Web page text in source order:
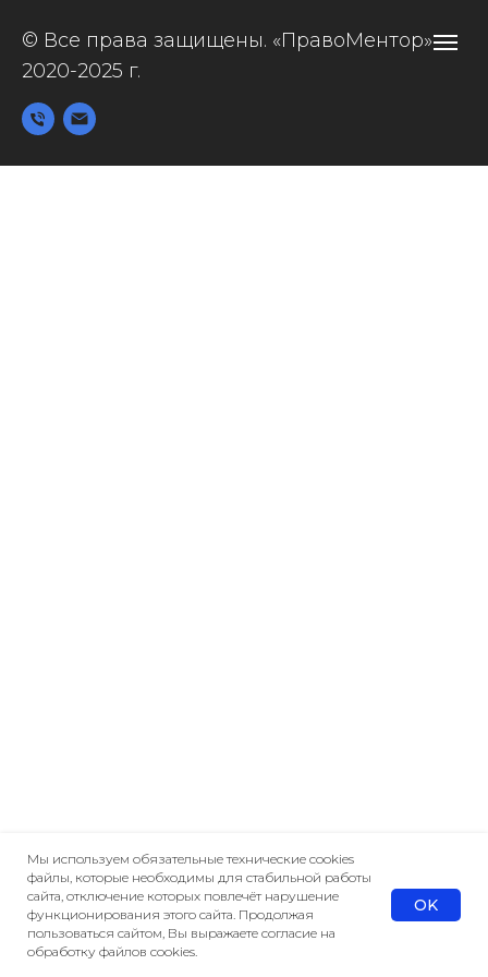
Мы используем обязательные технические cookies
файлы, которые необходимы для стабильной работы
сайта, отключение которых повлечёт нарушение
функционирования этого сайта. Продолжая
пользоваться сайтом, Вы выражаете согласие на
обработку файлов cookies.
OK
© Все права защищены. «ПравоМентор»
2020-2025 г.